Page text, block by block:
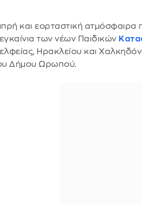
και εορταστική
των νέων Παιδικών
Ηρακλείου και
Δήμου Ωρωπού.